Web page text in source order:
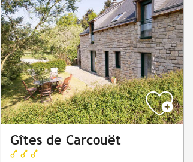
Gîtes de Carcouët